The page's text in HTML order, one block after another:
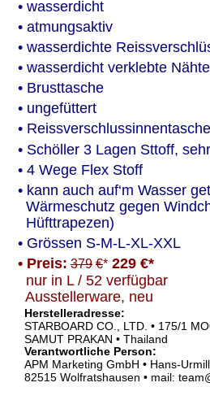
• wasserdicht
• atmungsaktiv
• wasserdichte
• wasserdicht verklebte Nähte
• Brusttasche
• ungefüttert
• Reissverschlussinnentasche
• Schöller 3 Lagen Sttoff,
• 4 Wege Flex Stoff
• kann auch auf‘m Wasser
Wärmeschutz gegen
  Hüfttrapezen)
• Grössen S-M-L-XL-XXL
• Preis: 379 €* 229 €*
  nur in L / 52 verfügbar
  Ausstellerware, neu
Herstelleradresse:
STARBOARD CO., LTD. • 175/1
SAMUT PRAKAN • Thailand
Verantwortliche Person:
APM Marketing GmbH • Hans-
82515 Wolfratshausen • mail: